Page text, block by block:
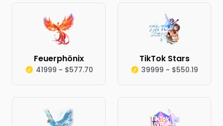
Feuerphönix
41999 ~ $577.70
TikTok Stars
39999 ~ $550.19